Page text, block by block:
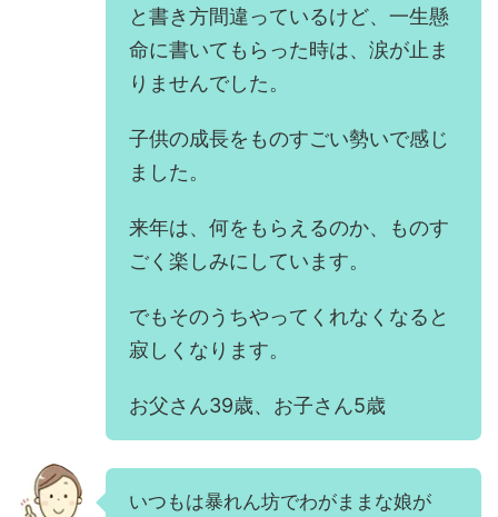
と書き方間違っているけど、一生懸
命に書いてもらった時は、涙が止ま
りませんでした。
子供の成長をものすごい勢いで感じ
ました。
来年は、何をもらえるのか、ものす
ごく楽しみにしています。
でもそのうちやってくれなくなると
寂しくなります。
お父さん39歳、お子さん5歳
いつもは暴れん坊でわがままな娘が